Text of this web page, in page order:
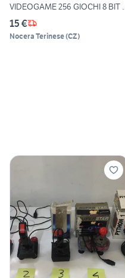
VIDEOGAME 256 GIOCHI 8 BIT
COLO
15 €
Nocera Terinese(CZ)